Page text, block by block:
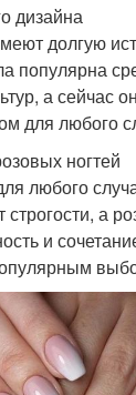
дизайна
долгую
популярна
а сейчас
для любого
ногтей
любого
а
и